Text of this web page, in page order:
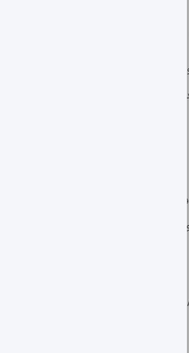
حجم
شکست
همراه بوده است که می تواند نشانه
دارد اما تا زمانی که مقاومت های